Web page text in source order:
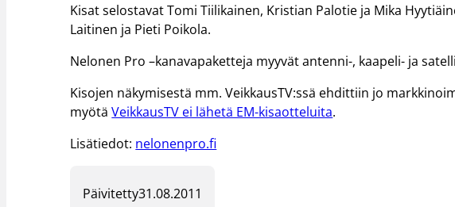
Kisat selostavat Tomi Tiilikainen, Kristian Palotie ja Mika
Laitinen ja Pieti Poikola.
Nelonen Pro –kanavapaketteja myyvät antenni-, kaapeli- ja
Kisojen näkymisestä mm. VeikkausTV:ssä ehdittiin jo
myötäVeikkausTV ei lähetä EM-kisaotteluita.
Lisätiedot: nelonenpro.fi
Päivitetty31.08.2011